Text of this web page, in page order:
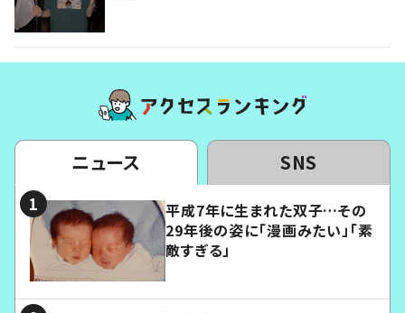
ニュース SNS
平成7年に生まれた双子…その
29年後の姿に「漫画みたい」「素
敵すぎる」